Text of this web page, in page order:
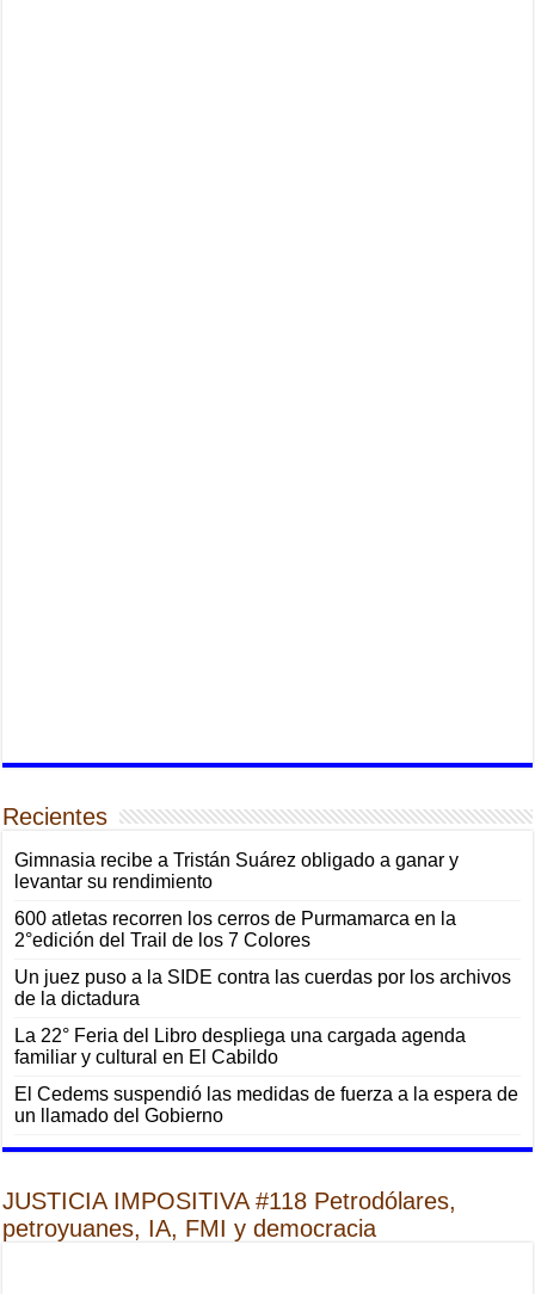
Recientes
Gimnasia recibe a Tristán Suárez obligado a ganar y
levantar su rendimiento
600 atletas recorren los cerros de Purmamarca en la
2°edición del Trail de los 7 Colores
Un juez puso a la SIDE contra las cuerdas por los archivos
de la dictadura
La 22° Feria del Libro despliega una cargada agenda
familiar y cultural en El Cabildo
El Cedems suspendió las medidas de fuerza a la espera de
un llamado del Gobierno
JUSTICIA IMPOSITIVA #118 Petrodólares,
petroyuanes, IA, FMI y democracia